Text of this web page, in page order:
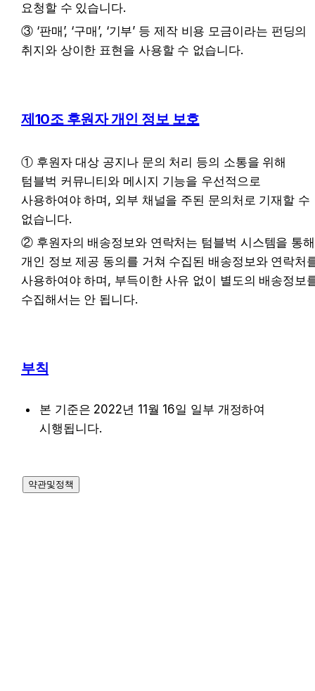
요청할 수 있습니다.
③ ‘판매’, ‘구매’, ‘기부’ 등 제작 비용 모금이라는 펀딩의
취지와 상이한 표현을 사용할 수 없습니다.
제10조 후원자 개인 정보 보호
① 후원자 대상 공지나 문의 처리 등의 소통을 위해
텀블벅 커뮤니티와 메시지 기능을 우선적으로
사용하여야 하며, 외부 채널을 주된 문의처로 기재할 수
없습니다.
② 후원자의 배송정보와 연락처는 텀블벅 시스템을 통해
개인 정보 제공 동의를 거쳐 수집된 배송정보와 연락처
사용하여야 하며, 부득이한 사유 없이 별도의 배송정보
수집해서는 안 됩니다.
부칙
본 기준은 2022년 11월 16일 일부 개정하여
시행됩니다.
약관및정책